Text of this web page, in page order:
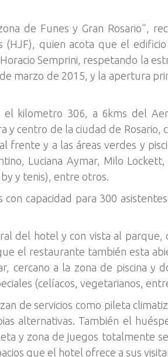
de Funes y Gran Rosario",
quien acota que el
Semprini, respetando la
marzo de 2015, y la apertura
kilometro 306, a 6kms del
centro de la ciudad de Rosario,
y a las áreas verdes y
Luciana Aymar, Milo
y tenis), entre otros.
capacidad para 300
del hotel y con vista al
el restaurante también esta
cercano a la zona de piscina y
(celíacos, vegetarianos,
de servicios como pileta
alternativas. También el
y zona de juegos totalmente
que el hotel ofrece a sus